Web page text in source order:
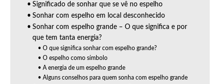
Significado de sonhar que se vê no espelho
Sonhar com espelho em local desconhecido
Sonhar com espelho grande – O que significa e por
que tem tanta energia?
O que significa sonhar com espelho grande?
O espelho como símbolo
A energia de um espelho grande
Alguns conselhos para quem sonha com espelho grande